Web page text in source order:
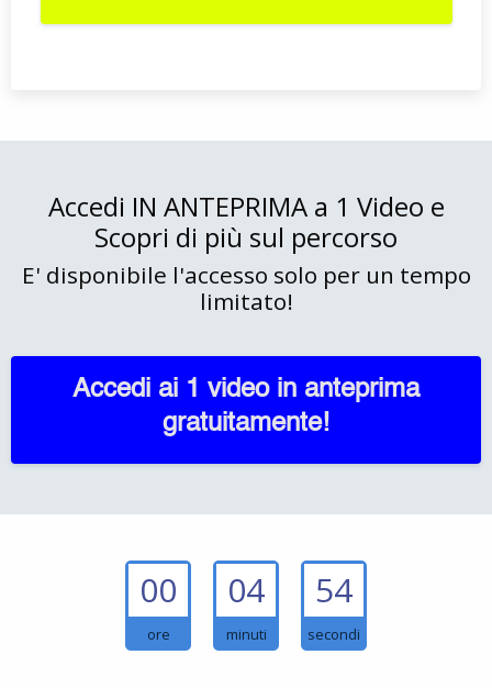
Accedi IN ANTEPRIMA a 1 Video e
Scopri di più sul percorso
E' disponibile l'accesso solo per un tempo
limitato!
Accedi ai 1 video in anteprima
gratuitamente!
00
ore
04
minuti
53
secondi